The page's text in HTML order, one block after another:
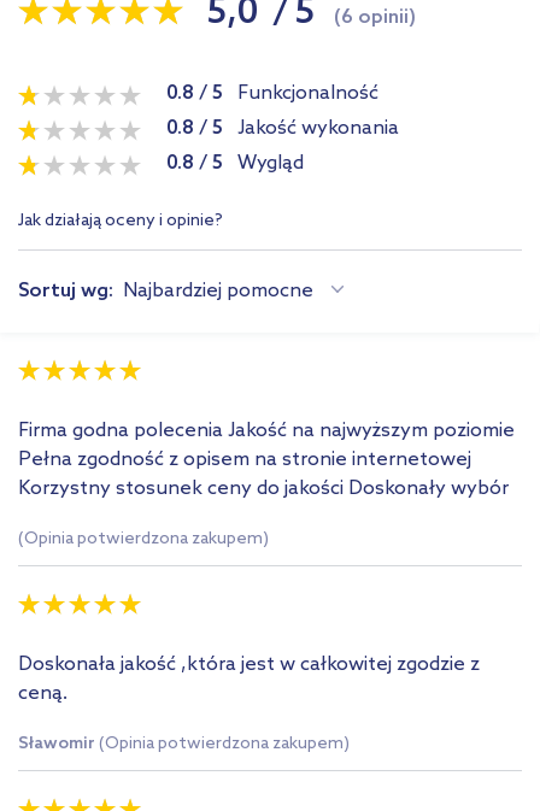
5,0 /5 (6 opinii)
0.8 / 5
Funkcjonalność
0.8 / 5
Jakość wykonania
0.8 / 5 Wygląd
Jak działają oceny i opinie?
Sortuj wg: Najbardziej pomocne
Firma godna polecenia Jakość na najwyższym poziomie
Pełna zgodność z opisem na stronie internetowej
Korzystny stosunek ceny do jakości Doskonały wybór
(Opinia potwierdzona zakupem)
Doskonała jakość ,która jest w całkowitej zgodzie z
ceną.
Sławomir (Opinia potwierdzona zakupem)